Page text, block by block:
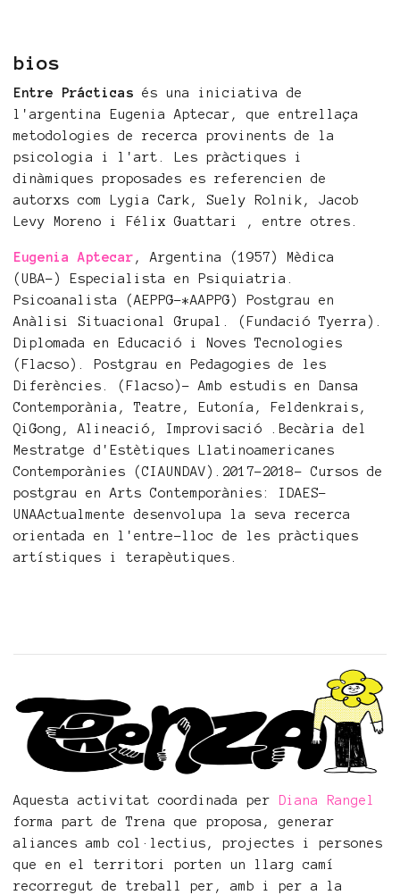
bios
Entre Prácticas és una iniciativa de
l'argentina Eugenia Aptecar, que entrellaça
metodologies de recerca provinents de la
psicologia i l'art. Les pràctiques i
dinàmiques proposades es referencien de
autorxs com Lygia Cark, Suely Rolnik, Jacob
Levy Moreno i Félix Guattari , entre otres.
Eugenia Aptecar , Argentina (1957) Mèdica
(UBA-) Especialista en Psiquiatria.
Psicoanalista (AEPPG-*AAPPG) Postgrau en
Anàlisi Situacional Grupal. (Fundació Tyerra).
Diplomada en Educació i Noves Tecnologies
(Flacso). Postgrau en Pedagogies de les
Diferències. (Flacso)- Amb estudis en Dansa
Contemporània, Teatre, Eutonía, Feldenkrais,
QiGong, Alineació, Improvisació .Becària del
Mestratge d'Estètiques Llatinoamericanes
Contemporànies (CIAUNDAV).2017-2018- Cursos de
postgrau en Arts Contemporànies: IDAES-
UNAActualmente desenvolupa la seva recerca
orientada en l'entre-lloc de les pràctiques
artístiques i terapèutiques.
Aquesta activitat coordinada per
Diana Rangel
forma part de Trena que proposa, generar
aliances amb col·lectius, projectes i persones
que en el territori porten un llarg camí
recorregut de treball per, amb i per a la